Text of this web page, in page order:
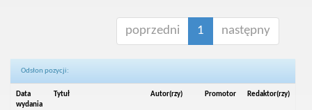
poprzedni 1 następny
Odsłon pozycji:
Data
wydania
Tytuł Autor(rzy) Promotor Redaktor(rzy)